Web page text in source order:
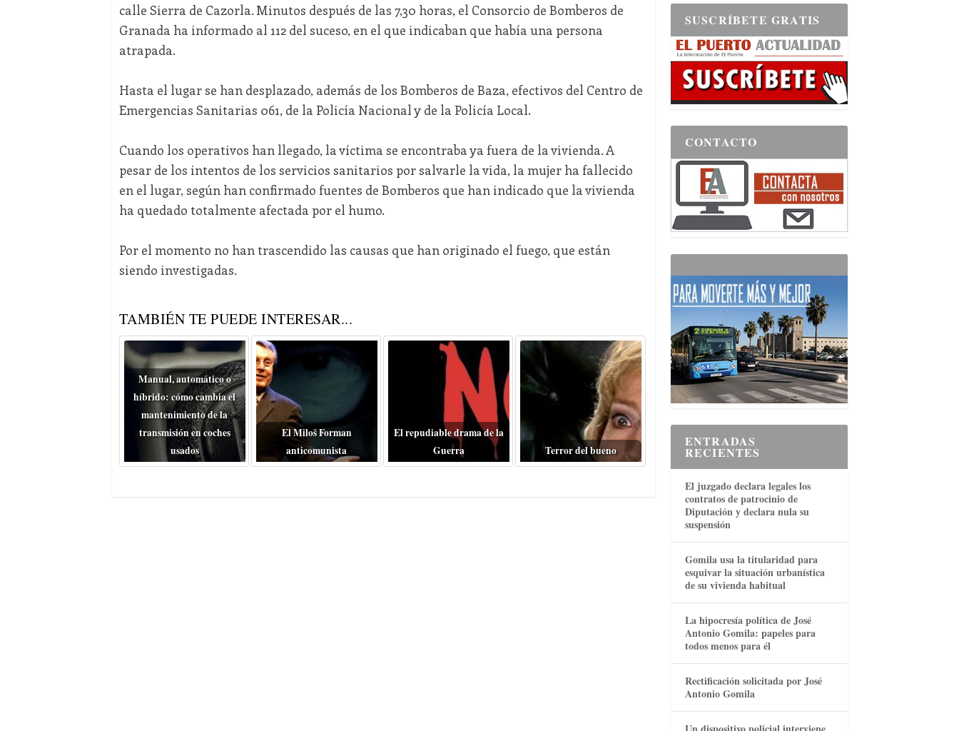
calle Sierra de Cazorla. Minutos después de las 7,30 horas, el Consorcio de Bomberos de
Granada ha informado al 112 del suceso, en el que indicaban que había una persona
atrapada.
Hasta el lugar se han desplazado, además de los Bomberos de Baza, efectivos del Centro de
Emergencias Sanitarias 061, de la Policía Nacional y de la Policía Local.
Cuando los operativos han llegado, la víctima se encontraba ya fuera de la vivienda. A
pesar de los intentos de los servicios sanitarios por salvarle la vida, la mujer ha fallecido
en el lugar, según han confirmado fuentes de Bomberos que han indicado que la vivienda
ha quedado totalmente afectada por el humo.
Por el momento no han trascendido las causas que han originado el fuego, que están
siendo investigadas.
TAMBIÉN TE PUEDE INTERESAR...
Manual, automático o
híbrido: cómo cambia el
mantenimiento de la
transmisión en coches
usados
El Miloš Forman
anticomunista
El repudiable drama de la
Guerra
Terror del bueno
SUSCRÍBETE GRATIS
CONTACTO
ENTRADAS
RECIENTES
El juzgado declara legales los
contratos de patrocinio de
Diputación y declara nula su
suspensión
Gomila usa la titularidad para
esquivar la situación urbanística
de su vivienda habitual
La hipocresía política de José
Antonio Gomila: papeles para
todos menos para él
Rectificación solicitada por José
Antonio Gomila